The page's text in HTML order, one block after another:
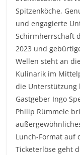
Spitzenköche,
und engagierte
Schirmherrschaft
2023 und
Wellen steht an
Kulinarik im
die Unterstützung
Gastgeber Ingo
Philip Rümmele
Lunch-Format auf
Ticketerlöse geht